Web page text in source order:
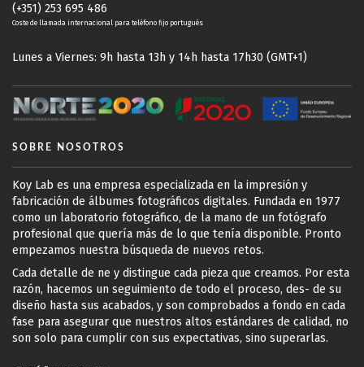
(+351) 253 695 486
Coste de llamada internacional para teléfono fijo portugués
Lunes a Viernes: 9h hasta 13h y 14h hasta 17h30 (GMT+1)
SOBRE NOSOTROS
Koy Lab es una empresa especializada en la impresión y
fabricación de álbumes fotográficos digitales. Fundada en 1977
como un laboratorio fotográfico, de la mano de un fotógrafo
profesional que quería más de lo que tenía disponible. Pronto
empezamos nuestra búsqueda de nuevos retos.
Cada detalle de ne y distingue cada pieza que creamos. Por esta
razón, hacemos un seguimiento de todo el proceso, des- de su
diseño hasta sus acabados, y son comprobados a fondo en cada
fase para asegurar que nuestros altos estándares de calidad, no
son solo para cumplir con sus expectativas, sino superarlas.